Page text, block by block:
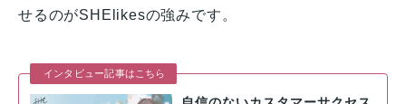
せるのがSHElikesの強みです。
インタビュー記事はこちら